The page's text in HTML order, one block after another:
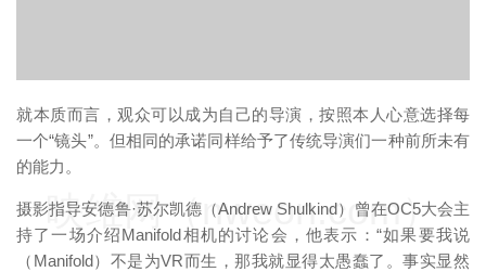
就本质而言，观众可以成为自己的导演，按照本人心意选择每
一个“镜头”。但相同的承诺同样给予了传统导演们一种前所未有
的能力。
摄影指导安德鲁·苏尔凯德（Andrew Shulkind）曾在OC5大会主
持了一场介绍Manifold相机的讨论会，他表示：“如果要我说
（Manifold）不是为VR而生，那我就显得太愚蠢了。事实显然
映维网（nweon.com）